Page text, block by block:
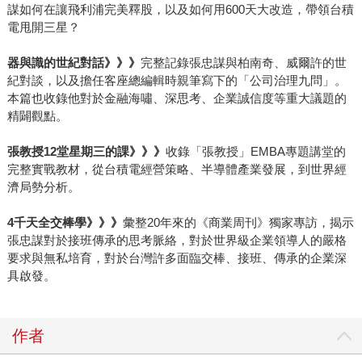
謀如何在讓飛利浦完美釋股，以及如何用600天大改造，帶領台積
電甩開三星？
器與識的世紀對話》》》 完整記錄張忠謀與柏南奇、威爾許的世
紀對談，以及擔任客座總編輯時親筆寫下的「公司治理九問」。
本篇也收錄他對於金融海嘯、深思考、企業誠信度等重大議題的
精闢觀點。
張教授12堂星期三的課》》》 收錄「張教授」EMBA專題講堂的
完整實戰教材，從台積電經營策略、半導體產業發展，到世界經
濟局勢分析。
4千天全交棒學》》》 彙整20年來的《商業周刊》獨家專訪，揭示
張忠謀對於接班傳承的思考脈絡，對於世界級企業領導人的嚴格
要求與無私培育，對於台灣許多面臨交棒、接班、傳承的企業深
具啟發。
作者